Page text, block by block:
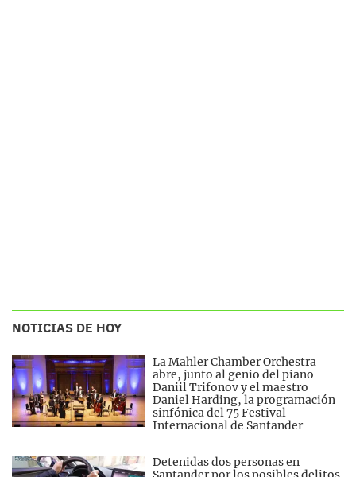
NOTICIAS DE HOY
La Mahler Chamber Orchestra
abre, junto al genio del piano
Daniil Trifonov y el maestro
Daniel Harding, la programación
sinfónica del 75 Festival
Internacional de Santander
Detenidas dos personas en